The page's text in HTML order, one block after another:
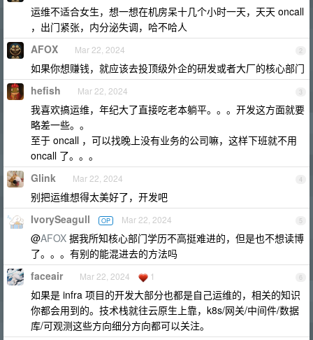
运维不适合女生，想一想在机房呆十几个小时一天，天天 oncall
，出门紧张，内分泌失调，哈不哈人
2
AFOX Mar 22, 2024
如果你想赚钱，就应该去投顶级外企的研发或者大厂的核心部门
3
hefish Mar 22, 2024
我喜欢搞运维，年纪大了直接吃老本躺平。。。开发这方面就要
略差一些。。
至于 oncall ，可以找晚上没有业务的公司嘛，这样下班就不用
oncall 了。。。
4
Glink Mar 22, 2024
别把运维想得太美好了，开发吧
5
IvorySeagull OP Mar 22, 2024
@AFOX 据我所知核心部门学历不高挺难进的，但是也不想读博
了。。。有别的能混进去的方法吗
6
faceair Mar 22, 2024 1
如果是 infra 项目的开发大部分也都是自己运维的，相关的知识
你都会用到的。技术栈就往云原生上靠，k8s/网关/中间件/数据
库/可观测这些方向细分方向都可以关注。